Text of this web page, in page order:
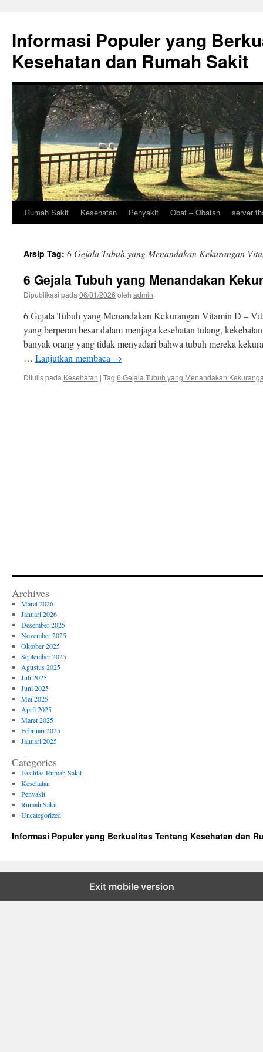
Informasi Populer yang
Kesehatan dan Rumah Sakit
Langsung
Rumah Sakit Kesehatan Penyakit Obat – Obatan server
Arsip Tag: 6 Gejala Tubuh yang Menandakan Kekurangan
6 Gejala Tubuh yang Menandakan
Dipublikasi pada 06/01/2026 oleh admin
6 Gejala Tubuh yang Menandakan Kekurangan Vitamin D –
yang berperan besar dalam menjaga kesehatan tulang,
banyak orang yang tidak menyadari bahwa tubuh mereka
… Lanjutkan membaca →
Ditulis pada Kesehatan | Tag 6 Gejala Tubuh yang Menandakan
Archives
Maret 2026
Januari 2026
Desember 2025
November 2025
Oktober 2025
September 2025
Agustus 2025
Juli 2025
Juni 2025
Mei 2025
April 2025
Maret 2025
Februari 2025
Januari 2025
Categories
Fasilitas Rumah Sakit
Kesehatan
Penyakit
Rumah Sakit
Uncategorized
Informasi Populer yang Berkualitas Tentang Kesehatan dan
Exit mobile version